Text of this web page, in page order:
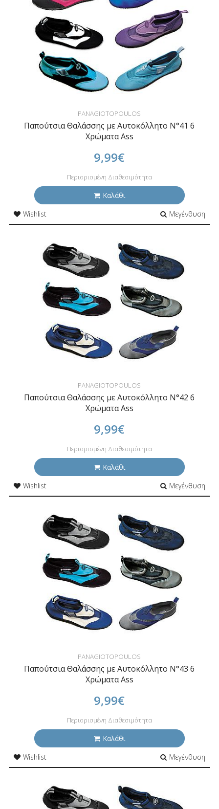
PANAGIOTOPOULOS
Παπούτσια Θαλάσσης με Αυτοκόλλητο N°41 6
Χρώματα Ass
9,99€
Περιορισμένη Διαθεσιμότητα
Καλάθι
Wishlist
Μεγένθυση
PANAGIOTOPOULOS
Παπούτσια Θαλάσσης με Αυτοκόλλητο N°42 6
Χρώματα Ass
9,99€
Περιορισμένη Διαθεσιμότητα
Καλάθι
Wishlist
Μεγένθυση
PANAGIOTOPOULOS
Παπούτσια Θαλάσσης με Αυτοκόλλητο N°43 6
Χρώματα Ass
9,99€
Περιορισμένη Διαθεσιμότητα
Καλάθι
Wishlist
Μεγένθυση